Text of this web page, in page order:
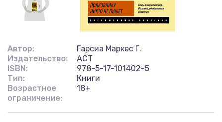
Автор:
Гарсиа Маркес Г.
Издательство:
АСТ
ISBN:
978-5-17-101402-5
Тип:
Книги
Возрастное
ограничение:
18+